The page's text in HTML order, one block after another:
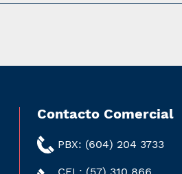
Contacto Comercial
PBX: (604) 204 3733